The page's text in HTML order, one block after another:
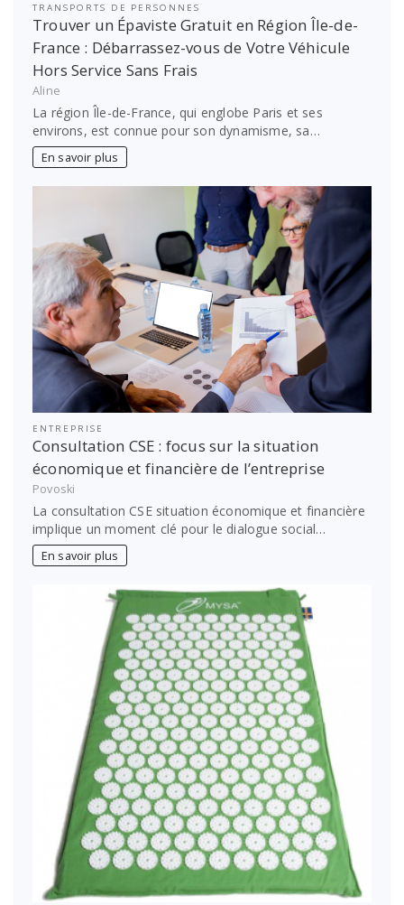
TRANSPORTS DE PERSONNES
Trouver un Épaviste Gratuit en Région Île-de-
France : Débarrassez-vous de Votre Véhicule
Hors Service Sans Frais
Aline
La région Île-de-France, qui englobe Paris et ses
environs, est connue pour son dynamisme, sa…
En savoir plus
ENTREPRISE
Consultation CSE : focus sur la situation
économique et financière de l’entreprise
Povoski
La consultation CSE situation économique et financière
implique un moment clé pour le dialogue social…
En savoir plus